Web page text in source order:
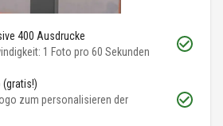
400 Ausdrucke
1 Foto pro 60 Sekunden
(gratis!)
zum personalisieren der